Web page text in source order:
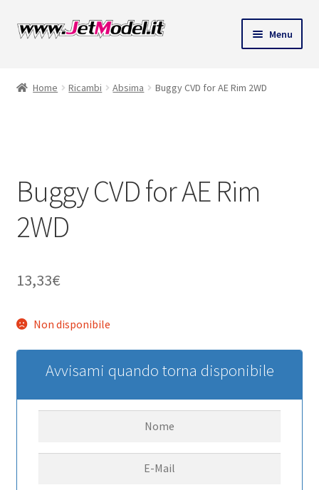
Vai
alla
Vai
Menu
Home Ricambi Absima Buggy CVD for AE Rim 2WD
Buggy CVD for AE Rim
2WD
13,33€
Non disponibile
Avvisami quando torna disponibile